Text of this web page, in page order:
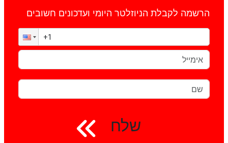
הרשמה לקבלת הניוזלטר היומי ועדכונים חשובים
שלח